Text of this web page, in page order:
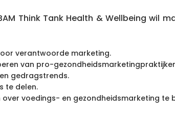
Think Tank Health & Wellbeing wil
verantwoorde marketing.
van pro-
gedragstrends.
te delen.
voedings- en gezondheidsmarketing te